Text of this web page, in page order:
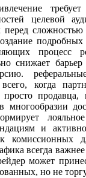
целевой
перед
процесс
снижает
когда
продавца,
многообразии
и
комиссионных
всегда
может
но не